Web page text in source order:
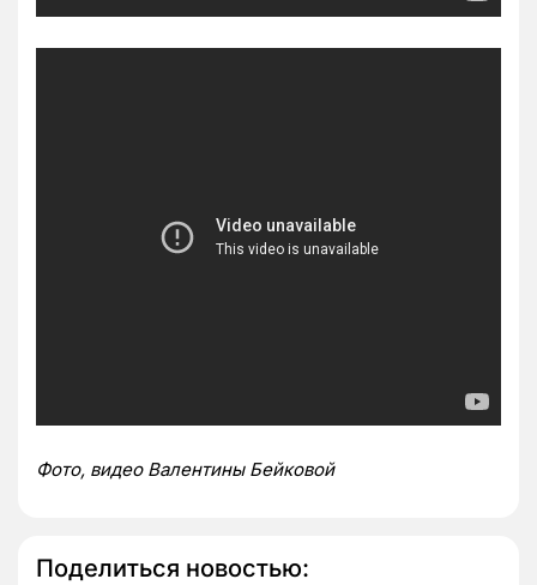
Фото, видео Валентины Бейковой
Поделиться новостью: